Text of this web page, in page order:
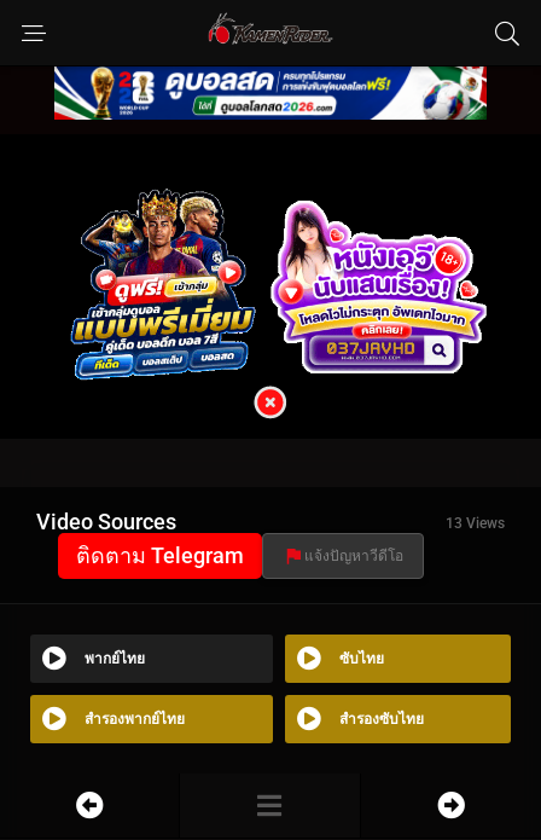
Video Sources 13 Views
ติดตาม Telegram แจ้งปัญหาวีดีโอ
พากย์ไทย ซับไทย
สำรองพากย์ไทย สำรองซับไทย